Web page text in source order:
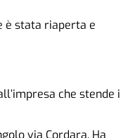
è stata riaperta e
che stende i
via Cordara. Ha